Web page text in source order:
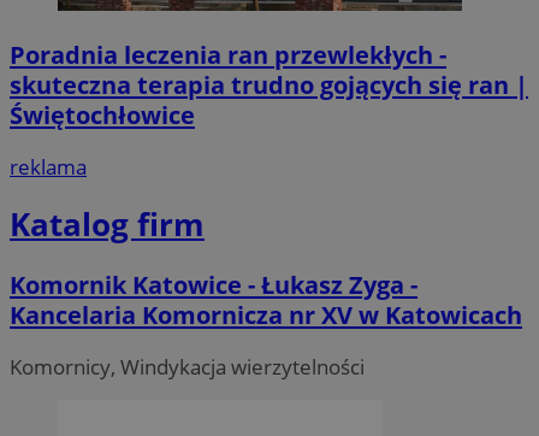
Poradnia leczenia ran przewlekłych -
skuteczna terapia trudno gojących się ran |
Świętochłowice
reklama
Katalog firm
Komornik Katowice - Łukasz Zyga -
Kancelaria Komornicza nr XV w Katowicach
Komornicy, Windykacja wierzytelności